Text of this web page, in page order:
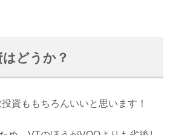
どうか？
資ももちろんいいと思います！